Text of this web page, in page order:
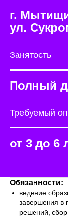
г.
ул.
Занятость
Полный
Требуемый
от 3 до 6
Обязанности:
ведение
завершения в
решений, сбор